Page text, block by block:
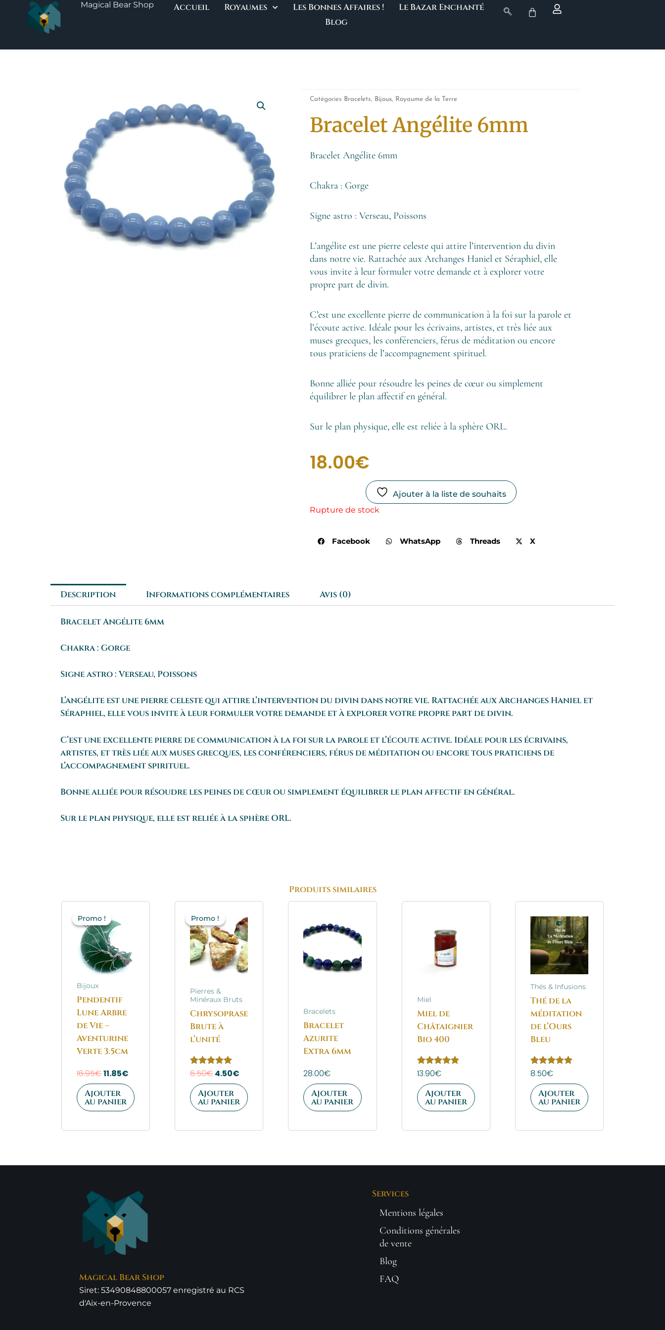
Magical Bear Shop Accueil Royaumes Les Bonnes Affaires !
Le Bazar Enchanté
Blog
Catégories Bracelets, Bijoux, Royaume de la Terre
Bracelet Angélite 6mm
Bracelet Angélite 6mm
Chakra : Gorge
Signe astro : Verseau, Poissons
L’angélite est une pierre celeste qui attire l’intervention du divin
dans notre vie. Rattachée aux Archanges Haniel et Séraphiel, elle
vous invite à leur formuler votre demande et à explorer votre
propre part de divin.
C’est une excellente pierre de communication à la foi sur la parole et
l’écoute active. Idéale pour les écrivains, artistes, et très liée aux
muses grecques, les conférenciers, férus de méditation ou encore
tous praticiens de l’accompagnement spirituel.
Bonne alliée pour résoudre les peines de cœur ou simplement
équilibrer le plan affectif en général.
Sur le plan physique, elle est reliée à la sphère ORL.
18.00€
Ajouter à la liste de souhaits
Rupture de stock
Facebook WhatsApp Threads X
Description Informations complémentaires Avis (0)
Bracelet Angélite 6mm
Chakra : Gorge
Signe astro : Verseau, Poissons
L’angélite est une pierre celeste qui attire l’intervention du divin dans notre vie. Rattachée aux Archanges Haniel et
Séraphiel, elle vous invite à leur formuler votre demande et à explorer votre propre part de divin.
C’est une excellente pierre de communication à la foi sur la parole et l’écoute active. Idéale pour les écrivains,
artistes, et très liée aux muses grecques, les conférenciers, férus de méditation ou encore tous praticiens de
l’accompagnement spirituel.
Bonne alliée pour résoudre les peines de cœur ou simplement équilibrer le plan affectif en général.
Sur le plan physique, elle est reliée à la sphère ORL.
Produits similaires
Promo !
Promo !
Bijoux
Pendentif
Lune Arbre
de Vie –
Aventurine
Verte 3.5cm
16.95€
prix
initial
était :
16.95€.
11.85€
11.85€.
Ajouter
au panier
Promo !
Promo !
Pierres &
Minéraux Bruts
Chrysoprase
Brute à
l’unité
Note
sur 5
6.50€
prix
initial
était :
6.50€.
4.50€
prix
actuel
est :
4.50€.
Ajouter
au panier
Bracelets
Bracelet
Azurite
Extra 6mm
28.00€
Ajouter
au panier
Miel
Miel de
Châtaignier
Bio 400
Note
sur 5
13.90€
Ajouter
au panier
Thés & Infusions
Thé de la
méditation
de l’Ours
Bleu
Note
sur 5
8.50€
Ajouter
au panier
Magical Bear Shop
Siret: 53490848800057 enregistré au RCS
d'Aix-en-Provence
Services
Mentions légales
Conditions générales
de vente
Blog
FAQ